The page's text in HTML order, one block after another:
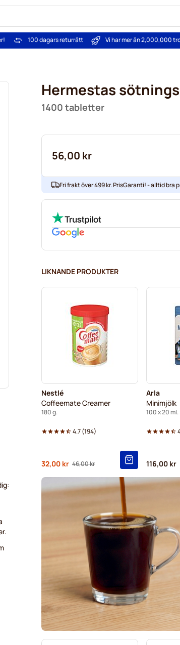
100 dagars returrätt Vi har mer än 2,000,000
Hermestas
1400 tabletter
56,00 kr
Fri frakt över 499 kr. PrisGaranti! - alltid bra
LIKNANDE PRODUKTER
Nestlé
Coffeemate Creamer
180 g.
4.7(194)
Ordinarie pris
46,00 kr
Från
32,00 kr
Arla
Minimjölk
100 x 20 ml.
116,00 kr